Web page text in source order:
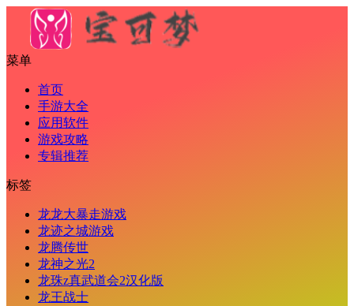
菜单
首页
手游大全
应用软件
游戏攻略
专辑推荐
标签
龙龙大暴走游戏
龙迹之城游戏
龙腾传世
龙神之光2
龙珠z真武道会2汉化版
龙王战士